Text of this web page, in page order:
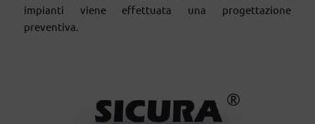
impianti viene effettuata una progettazione
preventiva.